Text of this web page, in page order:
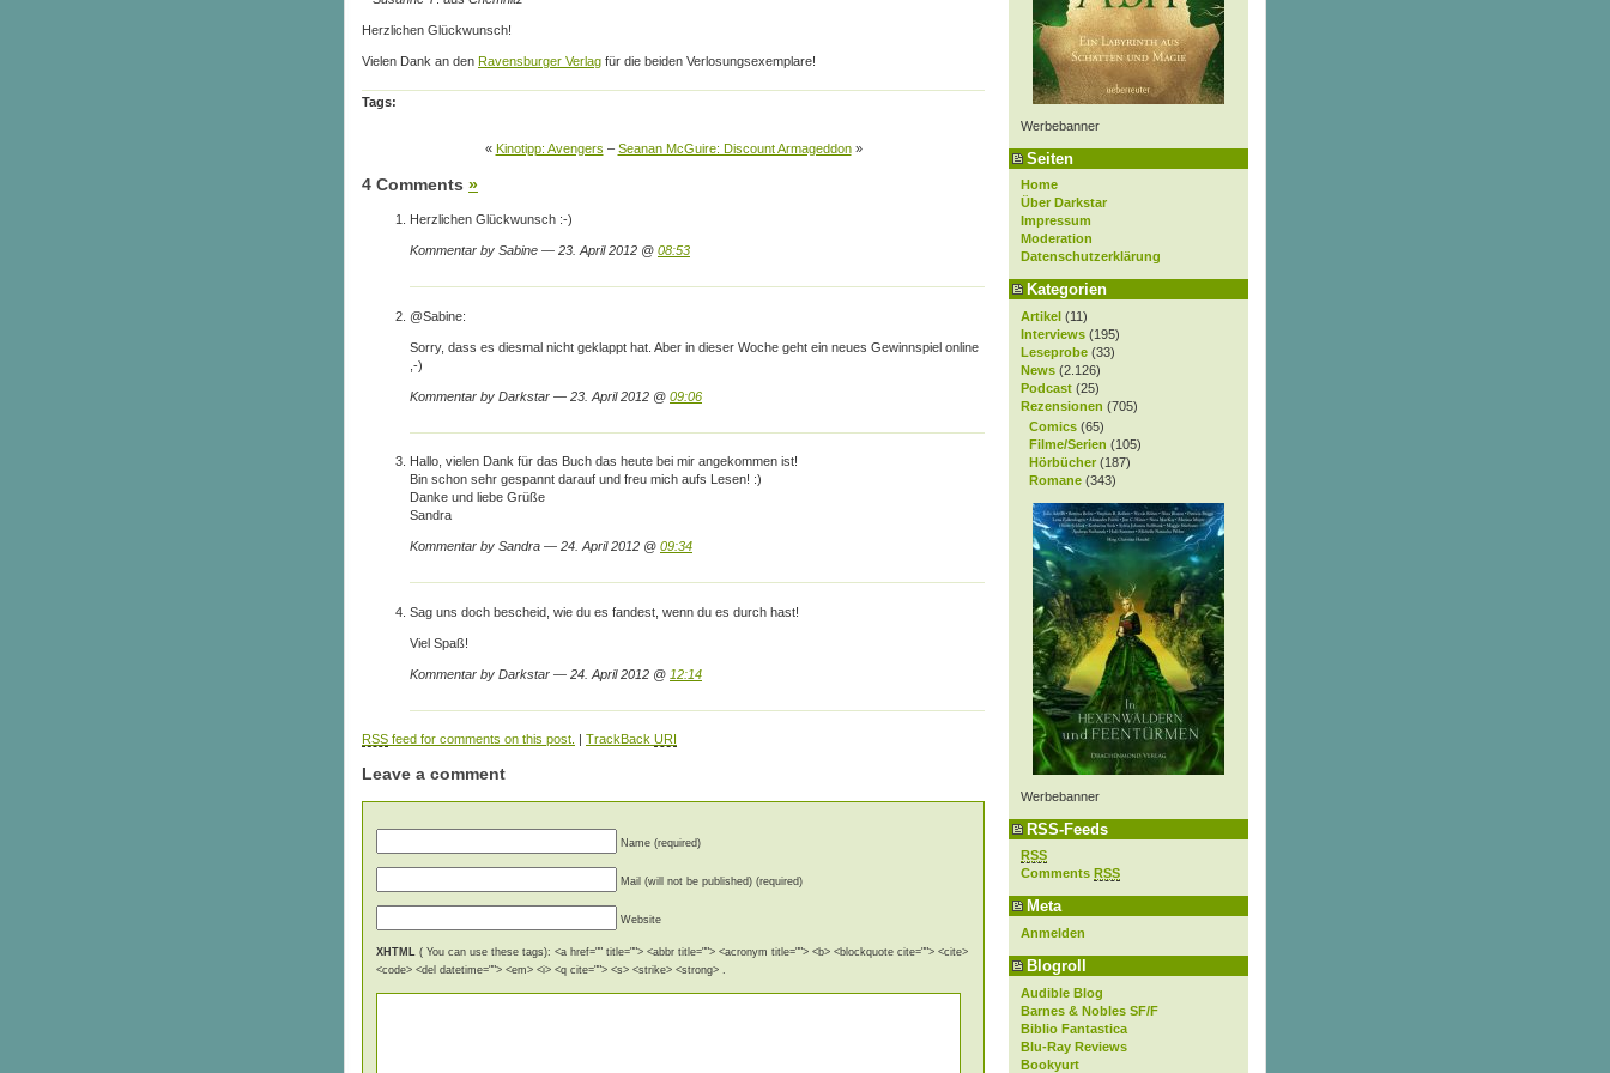
Werbebanner
Seiten
Home
Über Darkstar
Impressum
Moderation
Datenschutzerklärung
Kategorien
Artikel (11)
Interviews (195)
Leseprobe (33)
News (2.126)
Podcast (25)
Rezensionen (705)
Comics (65)
Filme/Serien (105)
Hörbücher (187)
Romane (343)
Werbebanner
RSS-Feeds
RSS
Comments RSS
Meta
Anmelden
Blogroll
Audible Blog
Barnes & Nobles SF/F
Biblio Fantastica
Blu-Ray Reviews
Bookyurt
Herzlichen Glückwunsch!
Vielen Dank an den Ravensburger Verlag für die beiden Verlosungsexemplare!
Tags:
« Kinotipp: Avengers – Seanan McGuire: Discount Armageddon»
4 Comments »
Herzlichen Glückwunsch :-)
Kommentar by Sabine — 23. April 2012 @ 08:53
@Sabine:
Sorry, dass es diesmal nicht geklappt hat. Aber in dieser Woche geht ein neues Gewinnspiel online
,-)
Kommentar by Darkstar — 23. April 2012 @ 09:06
Hallo, vielen Dank für das Buch das heute bei mir angekommen ist!
Bin schon sehr gespannt darauf und freu mich aufs Lesen! :)
Danke und liebe Grüße
Sandra
Kommentar by Sandra — 24. April 2012 @ 09:34
Sag uns doch bescheid, wie du es fandest, wenn du es durch hast!
Viel Spaß!
Kommentar by Darkstar — 24. April 2012 @ 12:14
RSS feed for comments on this post. | TrackBack URI
Leave a comment
Name (required)
Mail (will not be published) (required)
Website
XHTML
( You can use these tags): <a href="" title=""> <abbr title=""> <acronym title=""> <b> <blockquote cite=""> <cite>
<code> <del datetime=""> <em> <i> <q cite=""> <s> <strike> <strong> .